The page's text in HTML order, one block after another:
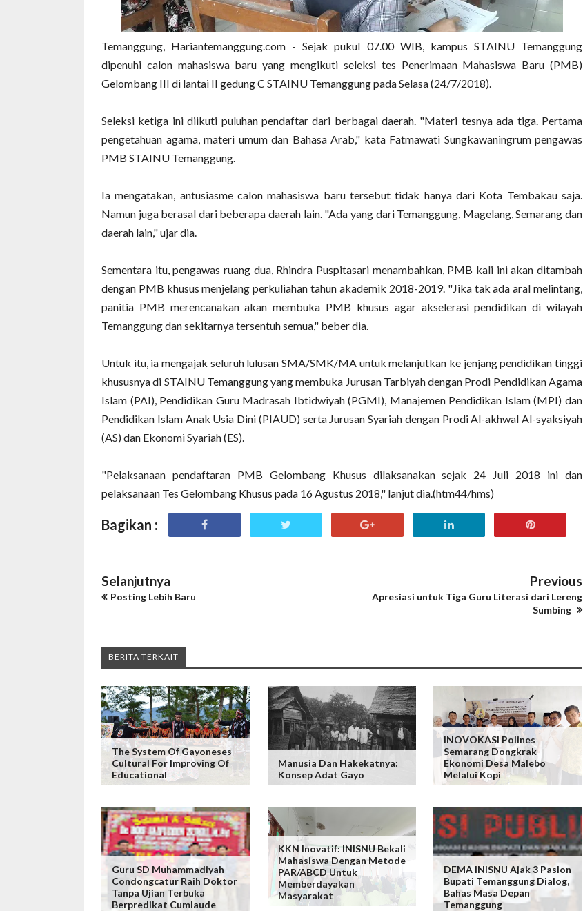
Temanggung, Hariantemanggung.com - Sejak pukul 07.00 WIB, kampus STAINU Temanggung
dipenuhi calon mahasiswa baru yang mengikuti seleksi tes Penerimaan Mahasiswa Baru (PMB)
Gelombang III di lantai II gedung C STAINU Temanggung pada Selasa (24/7/2018).
Seleksi ketiga ini diikuti puluhan pendaftar dari berbagai daerah. "Materi tesnya ada tiga. Pertama
pengetahuan agama, materi umum dan Bahasa Arab," kata Fatmawati Sungkawaningrum pengawas
PMB STAINU Temanggung.
Ia mengatakan, antusiasme calon mahasiswa baru tersebut tidak hanya dari Kota Tembakau saja.
Namun juga berasal dari beberapa daerah lain. "Ada yang dari Temanggung, Magelang, Semarang dan
daerah lain," ujar dia.
Sementara itu, pengawas ruang dua, Rhindra Puspitasari menambahkan, PMB kali ini akan ditambah
dengan PMB khusus menjelang perkuliahan tahun akademik 2018-2019. "Jika tak ada aral melintang,
panitia PMB merencanakan akan membuka PMB khusus agar akselerasi pendidikan di wilayah
Temanggung dan sekitarnya tersentuh semua," beber dia.
Untuk itu, ia mengajak seluruh lulusan SMA/SMK/MA untuk melanjutkan ke jenjang pendidikan tinggi
khususnya di STAINU Temanggung yang membuka Jurusan Tarbiyah dengan Prodi Pendidikan Agama
Islam (PAI), Pendidikan Guru Madrasah Ibtidwiyah (PGMI), Manajemen Pendidikan Islam (MPI) dan
Pendidikan Islam Anak Usia Dini (PIAUD) serta Jurusan Syariah dengan Prodi Al-akhwal Al-syaksiyah
(AS) dan Ekonomi Syariah (ES).
"Pelaksanaan pendaftaran PMB Gelombang Khusus dilaksanakan sejak 24 Juli 2018 ini dan
pelaksanaan Tes Gelombang Khusus pada 16 Agustus 2018," lanjut dia.(htm44/hms)
Bagikan :
Selanjutnya
Posting Lebih Baru
Previous
Apresiasi untuk Tiga Guru Literasi dari Lereng
Sumbing
BERITA TERKAIT
The System Of Gayoneses
Cultural For Improving Of
Educational
Manusia Dan Hakekatnya:
Konsep Adat Gayo
INOVOKASI Polines
Semarang Dongkrak
Ekonomi Desa Malebo
Melalui Kopi
Guru SD Muhammadiyah
Condongcatur Raih Doktor
Tanpa Ujian Terbuka
Berpredikat Cumlaude
KKN Inovatif: INISNU Bekali
Mahasiswa Dengan Metode
PAR/ABCD Untuk
Memberdayakan
Masyarakat
DEMA INISNU Ajak 3 Paslon
Bupati Temanggung Dialog,
Bahas Masa Depan
Temanggung